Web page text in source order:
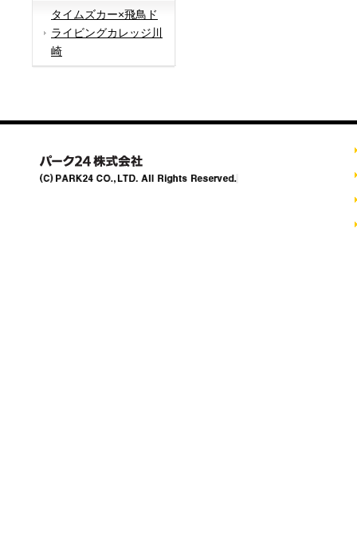
タイムズカー×飛鳥ド
ライビングカレッジ川
崎